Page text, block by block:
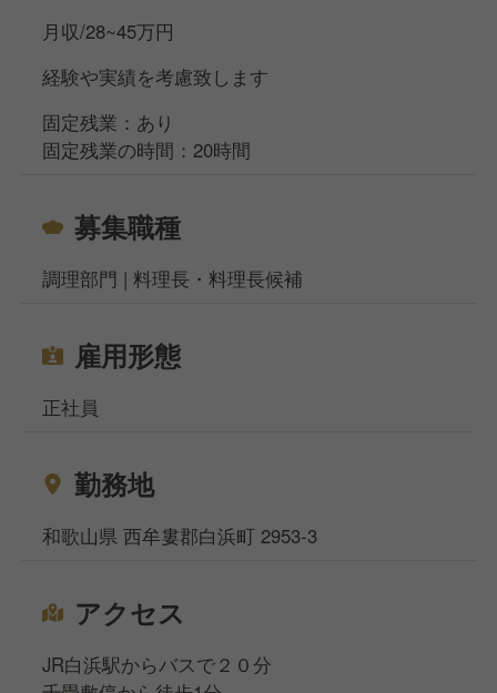
月収/28~45万円
経験や実績を考慮致します
固定残業：あり
固定残業の時間：20時間
募集職種
調理部門 | 料理長・料理長候補
雇用形態
正社員
勤務地
和歌山県 西牟婁郡白浜町 2953-3
アクセス
JR白浜駅からバスで２０分